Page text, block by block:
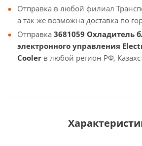
Отправка в любой филиал
а так же возможна доставка по
Отправка 3681059 Охладитель
электронного управления
Cooler в любой регион РФ,